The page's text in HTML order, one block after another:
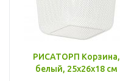
РИСАТОРП Корзина,
белый, 25x26x18 см